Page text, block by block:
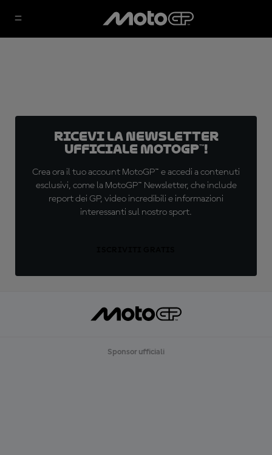
Ricevi la newsletter
ufficiale MotoGP™!
Crea ora il tuo account MotoGP™ e accedi a contenuti
esclusivi, come la MotoGP™ Newsletter, che include
report dei GP, video incredibili e informazioni
interessanti sul nostro sport.
Sponsor ufficiali